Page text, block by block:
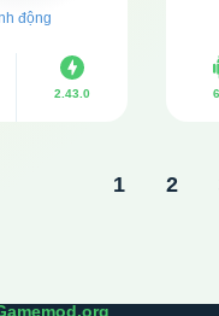
động
2.43.0
1 2